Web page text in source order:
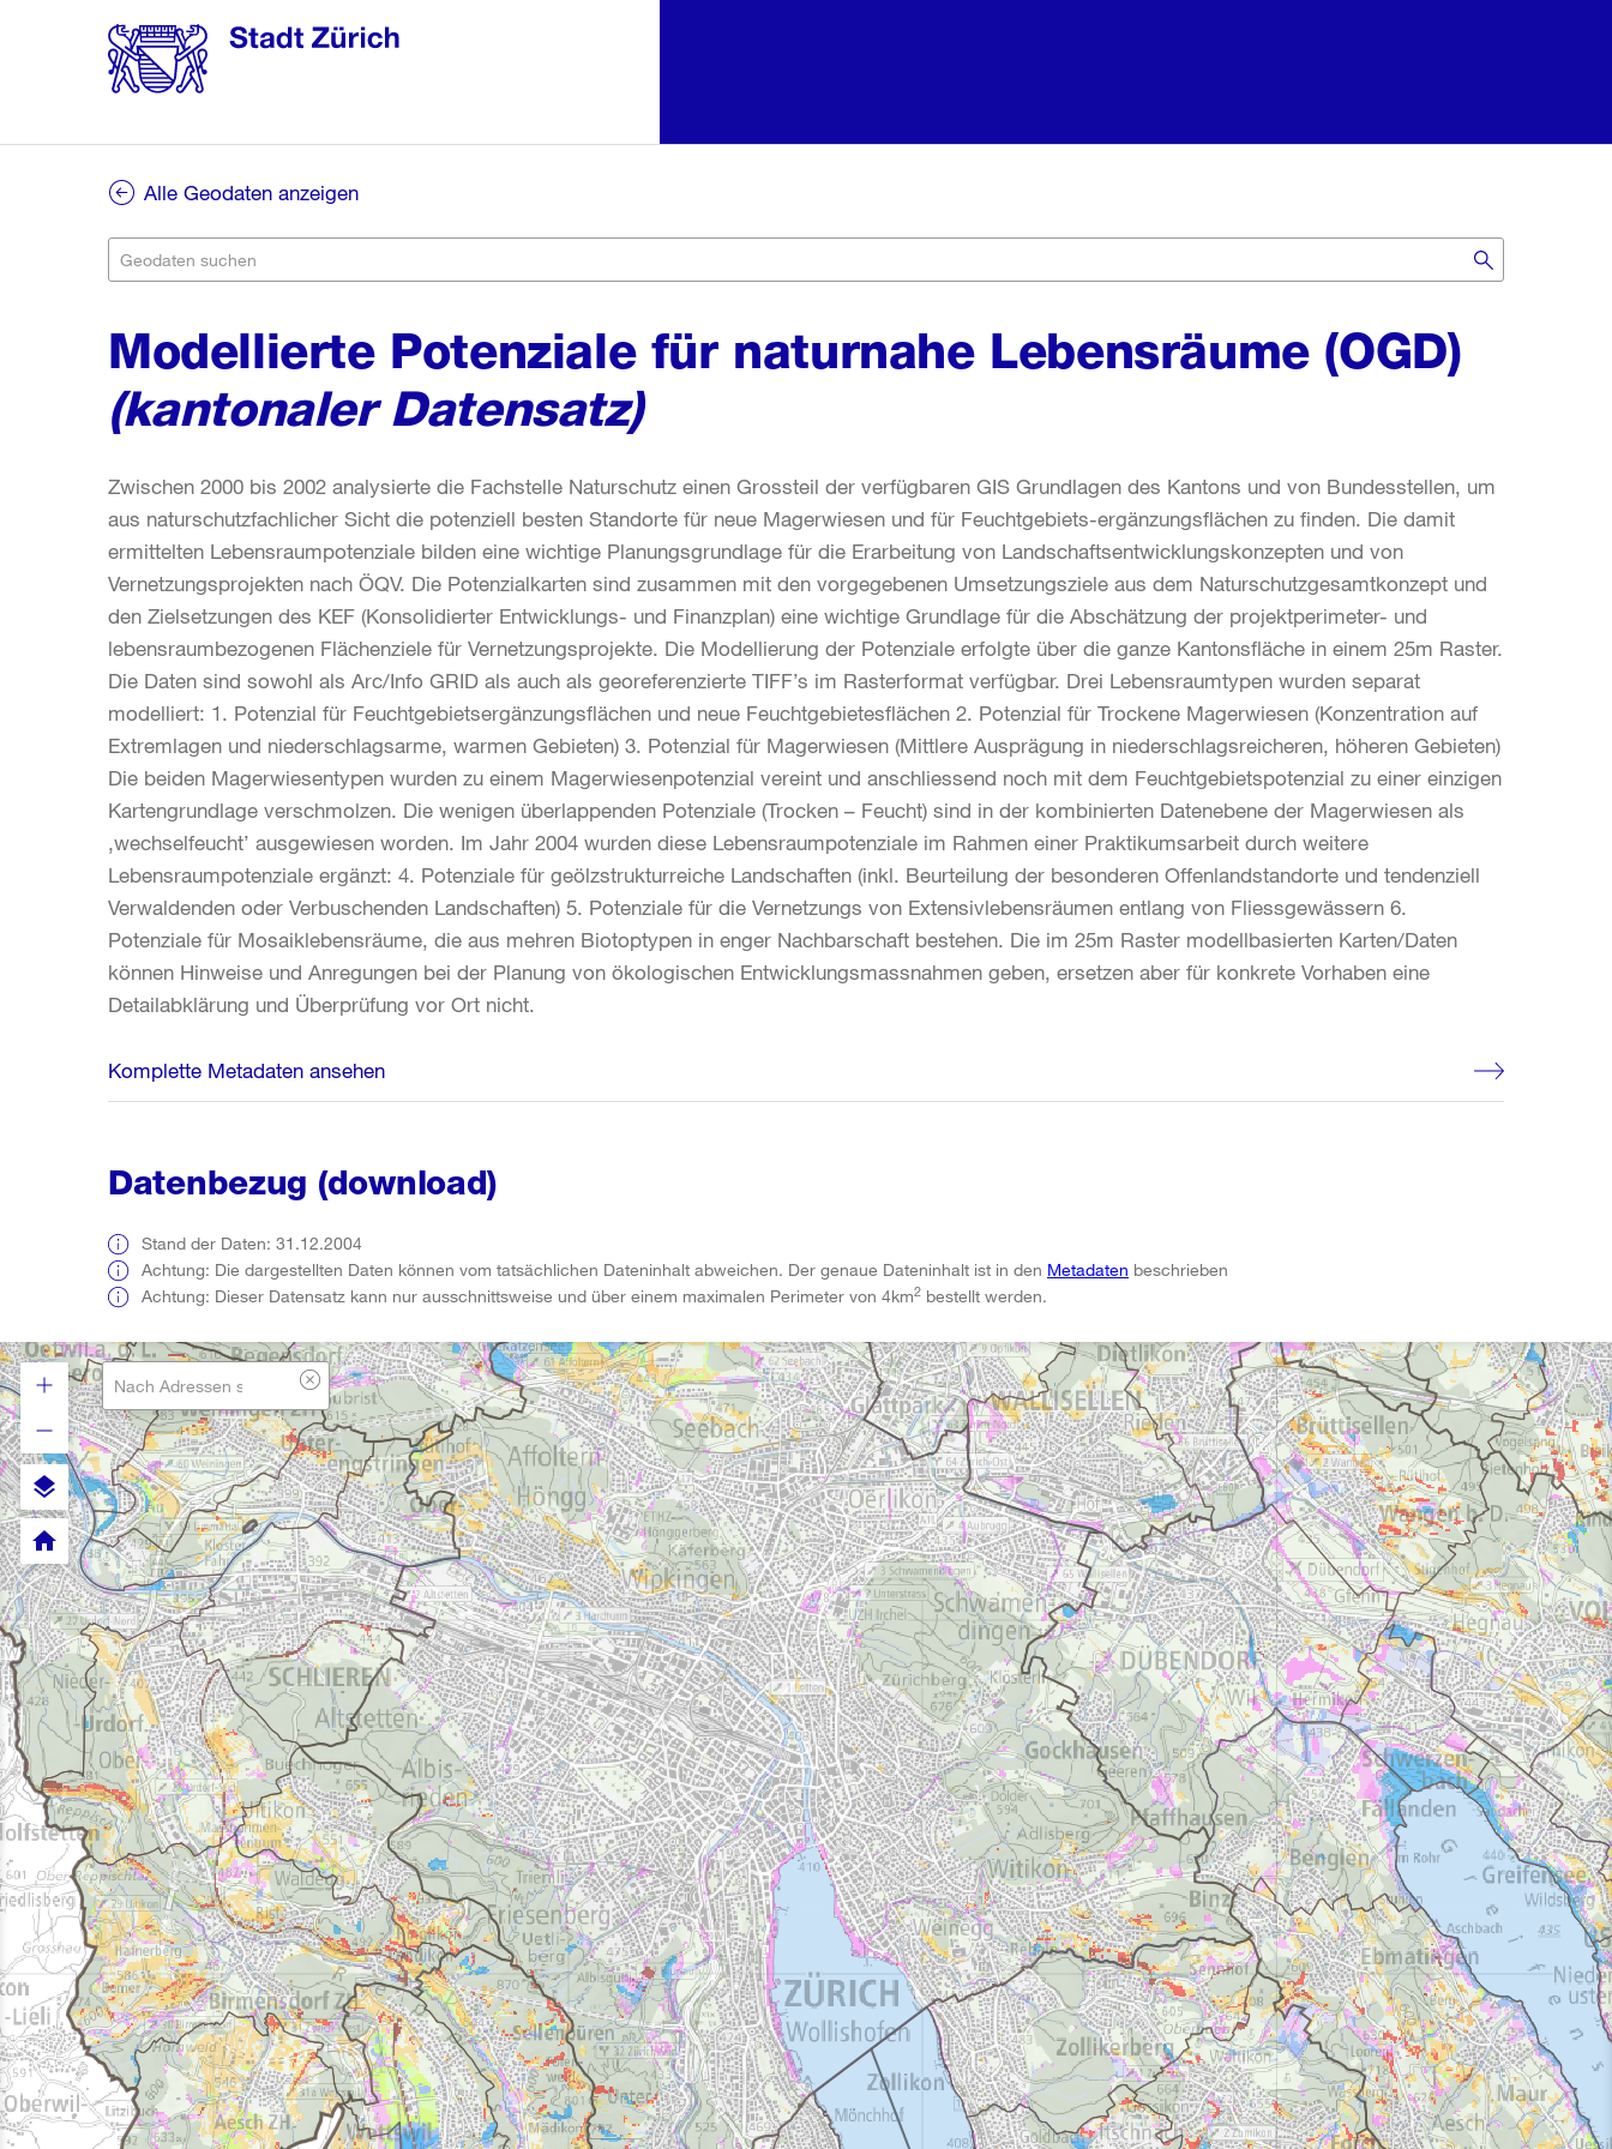
Alle Geodaten anzeigen
Modellierte Potenziale für naturnahe Lebensräume (OGD)
(kantonaler Datensatz)
Zwischen 2000 bis 2002 analysierte die Fachstelle Naturschutz einen Grossteil der verfügbaren GIS Grundlagen des Kantons und von Bundesstellen, um
aus naturschutzfachlicher Sicht die potenziell besten Standorte für neue Magerwiesen und für Feuchtgebiets-ergänzungsflächen zu finden. Die damit
ermittelten Lebensraumpotenziale bilden eine wichtige Planungsgrundlage für die Erarbeitung von Landschaftsentwicklungskonzepten und von
Vernetzungsprojekten nach ÖQV. Die Potenzialkarten sind zusammen mit den vorgegebenen Umsetzungsziele aus dem Naturschutzgesamtkonzept und
den Zielsetzungen des KEF (Konsolidierter Entwicklungs- und Finanzplan) eine wichtige Grundlage für die Abschätzung der projektperimeter- und
lebensraumbezogenen Flächenziele für Vernetzungsprojekte. Die Modellierung der Potenziale erfolgte über die ganze Kantonsfläche in einem 25m Raster.
Die Daten sind sowohl als Arc/Info GRID als auch als georeferenzierte TIFF’s im Rasterformat verfügbar. Drei Lebensraumtypen wurden separat
modelliert: 1. Potenzial für Feuchtgebietsergänzungsflächen und neue Feuchtgebietesflächen 2. Potenzial für Trockene Magerwiesen (Konzentration auf
Extremlagen und niederschlagsarme, warmen Gebieten) 3. Potenzial für Magerwiesen (Mittlere Ausprägung in niederschlagsreicheren, höheren Gebieten)
Die beiden Magerwiesentypen wurden zu einem Magerwiesenpotenzial vereint und anschliessend noch mit dem Feuchtgebietspotenzial zu einer einzigen
Kartengrundlage verschmolzen. Die wenigen überlappenden Potenziale (Trocken – Feucht) sind in der kombinierten Datenebene der Magerwiesen als
‚wechselfeucht’ ausgewiesen worden. Im Jahr 2004 wurden diese Lebensraumpotenziale im Rahmen einer Praktikumsarbeit durch weitere
Lebensraumpotenziale ergänzt: 4. Potenziale für geölzstrukturreiche Landschaften (inkl. Beurteilung der besonderen Offenlandstandorte und tendenziell
Verwaldenden oder Verbuschenden Landschaften) 5. Potenziale für die Vernetzungs von Extensivlebensräumen entlang von Fliessgewässern 6.
Potenziale für Mosaiklebensräume, die aus mehren Biotoptypen in enger Nachbarschaft bestehen. Die im 25m Raster modellbasierten Karten/Daten
können Hinweise und Anregungen bei der Planung von ökologischen Entwicklungsmassnahmen geben, ersetzen aber für konkrete Vorhaben eine
Detailabklärung und Überprüfung vor Ort nicht.
Komplette Metadaten ansehen
Datenbezug (download)
Stand der Daten: 31.12.2004
Achtung: Die dargestellten Daten können vom tatsächlichen Dateninhalt abweichen. Der genaue Dateninhalt ist in den Metadaten beschrieben
Achtung: Dieser Datensatz kann nur ausschnittsweise und über einem maximalen Perimeter von 4km2 bestellt werden.
layers
home